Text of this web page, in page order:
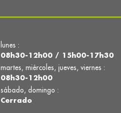
lunes :
08h30-12h00 / 15h00-17h30
martes, miércoles, jueves, viernes :
08h30-12h00
sábado, domingo :
Cerrado